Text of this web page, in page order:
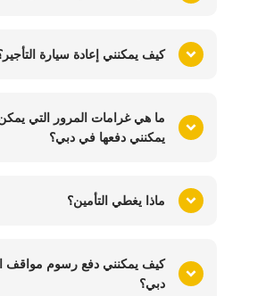
كيف يمكنني إعادة سيارة
ما هي غرامات المرور التي
يمكنني دفعها في دبي؟
ماذا يغطي التأمين؟
كيف يمكنني دفع رسوم مواقف
دبي؟